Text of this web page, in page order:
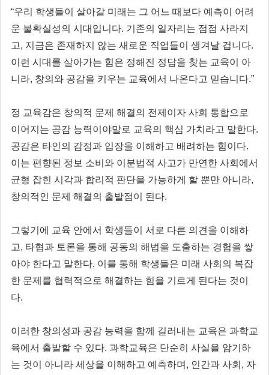
“우리 학생들이 살아갈 미래는 그 어느 때보다 예측이 어려
운 불확실성의 시대입니다. 기존의 일자리는 점점 사라지
고, 지금은 존재하지 않는 새로운 직업들이 생겨날 겁니다.
이런 시대를 살아가는 힘은 정해진 정답을 찾는 교육이 아
니라, 창의와 공감을 키우는 교육에서 나온다고 믿습니다.”
정 교육감은 창의적 문제 해결의 전제이자 사회 통합으로
이어지는 공감 능력이야말로 교육의 핵심 가치라고 말한다.
공감은 타인의 감정과 입장을 이해하고 배려하는 힘이다.
이는 편향된 정보 소비와 이분법적 사고가 만연한 사회에서
균형 잡힌 시각과 합리적 판단을 가능하게 할 뿐만 아니라,
창의적인 문제 해결의 출발점이 된다.
그렇기에 교육 안에서 학생들이 서로 다른 의견을 이해하
고, 타협과 토론을 통해 공동의 해법을 도출하는 경험을 쌓
아야 한다고 말한다. 이를 통해 학생들은 미래 사회의 복잡
한 문제를 협력적으로 해결하는 힘을 기르게 된다는 것이
다.
이러한 창의성과 공감 능력을 함께 길러내는 교육은 과학교
육에서 출발할 수 있다. 과학교육은 단순히 사실을 암기하
는 것이 아니라 세상을 이해하고 예측하며, 인간과 사회, 자